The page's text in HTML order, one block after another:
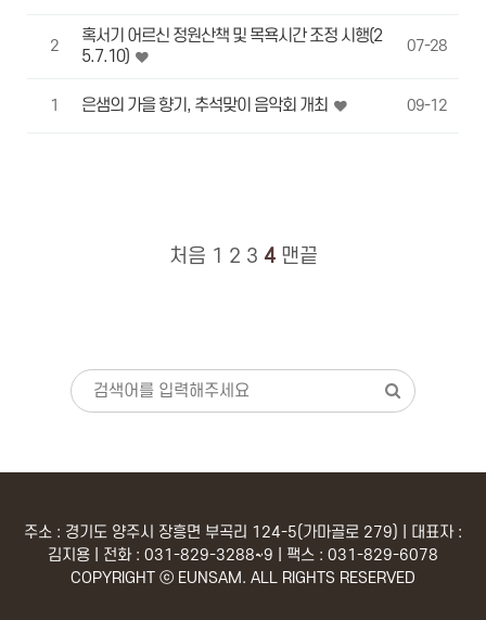
2
혹서기 어르신 정원산책 및 목욕시간 조정 시행(2
5.7.10)
07-28
1 은샘의 가을 향기, 추석맞이 음악회 개최 09-12
처음 1 2 3 4 맨끝
주소 : 경기도 양주시 장흥면 부곡리 124-5(가마골로 279) | 대표자 :
김지용 | 전화 : 031-829-3288~9 | 팩스 : 031-829-6078
COPYRIGHT ⓒ EUNSAM. ALL RIGHTS RESERVED